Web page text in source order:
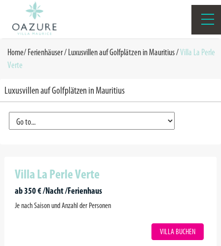
Home/Ferienhäuser/Luxusvillen auf Golfplätzen in Mauritius/Villa La Perle
Verte
Luxusvillen auf Golfplätzen in Mauritius
Villa La Perle Verte
ab 350 € /Nacht /Ferienhaus
Je nach Saison und Anzahl der Personen
VILLA BUCHEN